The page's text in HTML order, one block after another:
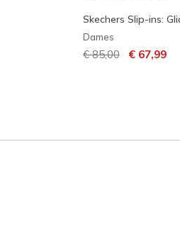
Skechers Slip-ins:
Dames
Prijs verlaagd van
€ 85,00naar
€ 67,99